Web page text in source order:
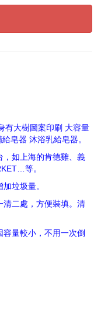
有大樹圖案印刷 大容量
皂器 沐浴乳給皂器。
如上海的肯德雞、義
等。
垃圾量。
二處，方便裝填。清
量較小，不用一次倒